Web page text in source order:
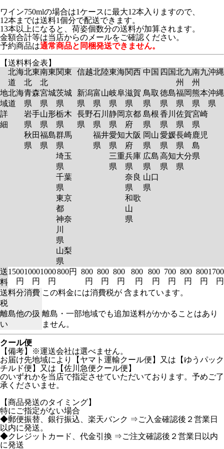
ワイン750mlの場合は1ケースに最大12本入りますので、
12本までは送料1個分で配送できます。
13本以上になると、荷姿個数分の送料が加算されます。
金額合計等は当店からのメールをご確認ください。
予約商品は通常商品と同梱発送できません。
【送料料金表】
北海
道
北東
北
南東
北
関東 信越北陸東海関西 中国 四国北九
州
南九
州
沖縄
地
域
詳
細
北海
道
青森
県
岩手
県
秋田
県
宮城
県
山形
県
福島
県
茨城
県
栃木
県
群馬
県
埼玉
県
千葉
県
東京
都
神奈
川
県
山梨
県
新潟
県
長野
県
富山
県
石川
県
福井
県
岐阜
県
静岡
県
愛知
県
三重
県
滋賀
県
京都
府
大阪
府
兵庫
県
奈良
県
和歌
山
県
鳥取
県
島根
県
岡山
県
広島
県
山口
県
徳島
県
香川
県
愛媛
県
高知
県
福岡
県
佐賀
県
長崎
県
大分
県
熊本
県
宮崎
県
鹿児
島
県
沖縄
県
送
料
1500
円
1000
円
1000
円
800円
800
円
800
円
800
円
800
円
800
円
700
円
800
円
800
円
1700
円
送料分消費
税
この料金には消費税が 含まれています。
離島他の扱
い
離島・一部地域でも追加送料がかかることはあり
ません。
クール便
【備考】※運送会社は選べません。
お届け先地域により【ヤマト運輸クール便】又は【ゆうパック
チルド便】又は【佐川急便クール便】
のいずれかを当店で指定させていただいております。予めご了
承くださいませ。
【商品発送のタイミング】
特にご指定がない場合
◆郵便振替、銀行振込、楽天バンク ⇒ご入金確認後２営業日
以内に発送。
◆クレジットカード、代金引換 ⇒ご注文確認後２営業日以内
に発送